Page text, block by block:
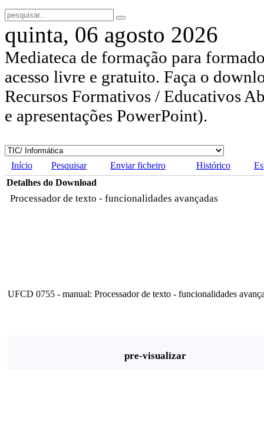
quinta, 06 agosto 2026
Mediateca de formação para
acesso livre e gratuito. Faça o
Recursos Formativos / Educativos
e apresentações PowerPoint).
Início Pesquisar Enviar ficheiro Histórico
Detalhes do Download
Processador de texto - funcionalidades avançadas
UFCD 0755 - manual: Processador de texto - funcionalidades
pre-visualizar